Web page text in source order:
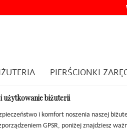
PIERŚCIONKI
użytkowanie biżuterii
i komfort noszenia naszej
GPSR, poniżej znajdziesz